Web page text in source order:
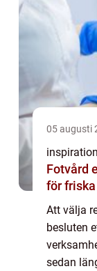
05 augusti
inspiration
Fotvård
för
Att välja
besluten
sedan